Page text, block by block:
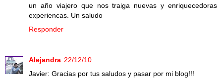
un año viajero que nos traiga nuevas y enriquecedoras
experiencas. Un saludo
Responder
Alejandra 22/12/10
Javier: Gracias por tus saludos y pasar por mi blog!!!